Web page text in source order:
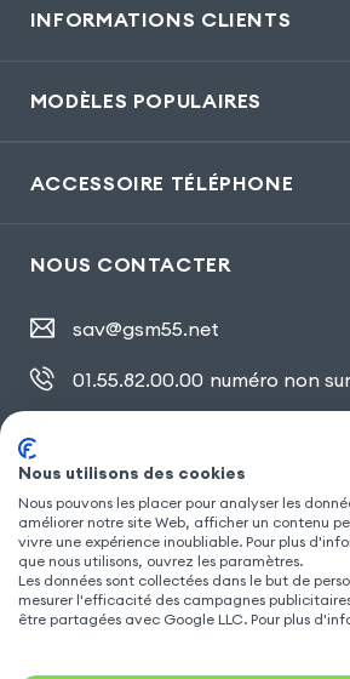
INFORMATIONS CLIENTS
MODÈLES POPULAIRES
ACCESSOIRE TÉLÉPHONE
NOUS CONTACTER
sav@gsm55.net
01.55.82.00.00 numéro non
SUIVEZ NOUS
Nous utilisons des cookies
Nous pouvons les placer pour analyser les
améliorer notre site Web, afficher un contenu
vivre une expérience inoubliable. Pour plus
que nous utilisons, ouvrez les paramètres.
Les données sont collectées dans le but de
mesurer l'efficacité des campagnes
être partagées avec Google LLC. Pour plus